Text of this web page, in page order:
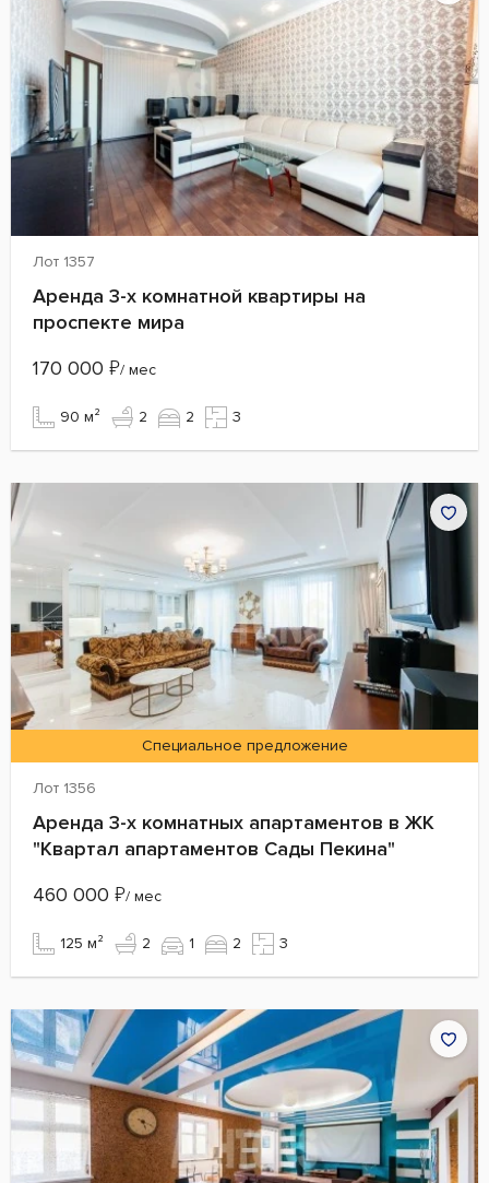
Лот 1357
Аренда 3-х комнатной квартиры на
проспекте мира
170 000 ₽/ мес
90 м² 2 2 3
Специальное предложение
Лот 1356
Аренда 3-х комнатных апартаментов в ЖК
"Квартал апартаментов Сады Пекина"
460 000 ₽/ мес
125 м² 2 1 2 3